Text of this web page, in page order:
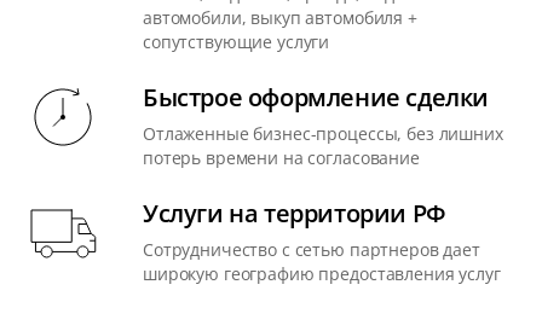
автомобили, выкуп автомобиля +
сопутствующие услуги
Быстрое оформление сделки
Отлаженные бизнес-процессы, без лишних
потерь времени на согласование
Услуги на территории РФ
Сотрудничество с сетью партнеров дает
широкую географию предоставления услуг